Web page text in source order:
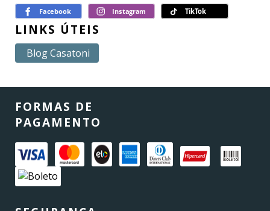
LINKS ÚTEIS
Blog Casatoni
FORMAS DE
PAGAMENTO